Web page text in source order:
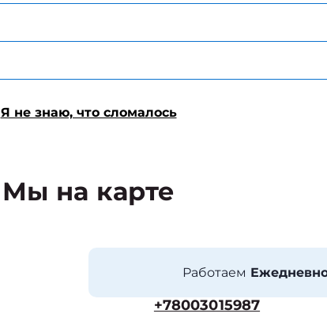
Я не знаю, что сломалось
Мы на карте
Работаем
+78003015987